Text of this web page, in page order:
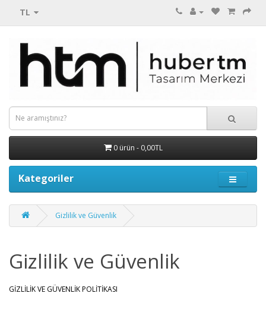
TL
0 ürün - 0,00TL
Kategoriler
Gizlilik ve Güvenlik
Gizlilik ve Güvenlik
GİZLİLİK VE GÜVENLİK POLİTİKASI